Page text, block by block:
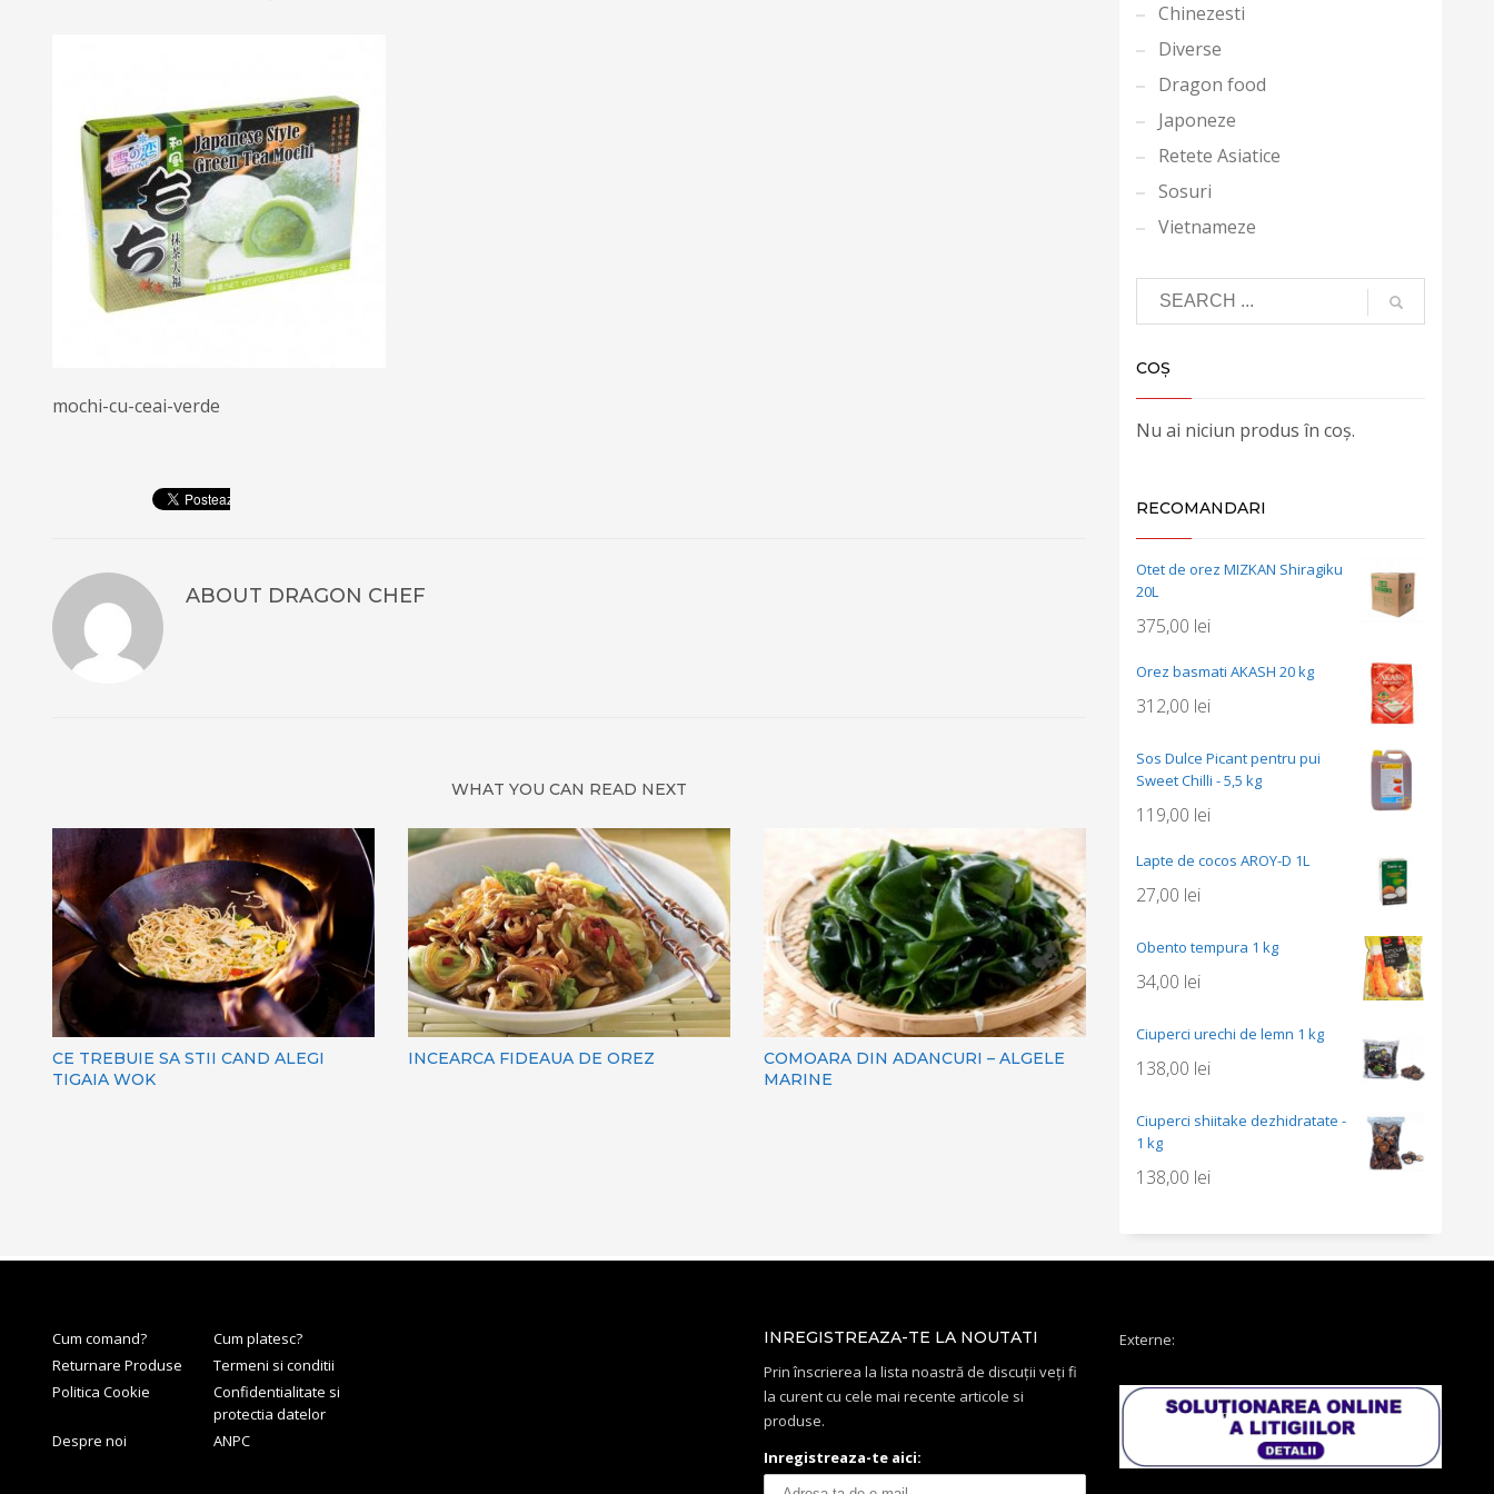
mochi-cu-ceai-verde
ABOUT DRAGON CHEF
WHAT YOU CAN READ NEXT
CE TREBUIE SA STII CAND ALEGI
TIGAIA WOK
INCEARCA FIDEAUA DE OREZ
COMOARA DIN ADANCURI – ALGELE
MARINE
Chinezesti
Diverse
Dragon food
Japoneze
Retete Asiatice
Sosuri
Vietnameze
COȘ
Nu ai niciun produs în coș.
RECOMANDARI
Otet de orez MIZKAN Shiragiku
20L
375,00 lei
Orez basmati AKASH 20 kg
312,00 lei
Sos Dulce Picant pentru pui
Sweet Chilli - 5,5 kg
119,00 lei
Lapte de cocos AROY-D 1L
27,00 lei
Obento tempura 1 kg
34,00 lei
Ciuperci urechi de lemn 1 kg
138,00 lei
Ciuperci shiitake dezhidratate -
1 kg
138,00 lei
Cum comand?
Cum platesc?
Returnare Produse
Termeni si conditii
Politica Cookie
Confidentialitate si
protectia datelor
Despre noi
ANPC
INREGISTREAZA-TE LA NOUTATI
Prin înscrierea la lista noastră de discuții veți fi
la curent cu cele mai recente articole si
produse.
Inregistreaza-te aici:
Externe: